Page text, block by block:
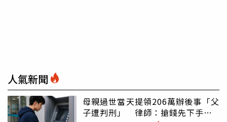
人氣新聞
母親過世當天提領206萬辦後事「父
子遭判刑」 律師：搶錢先下手是